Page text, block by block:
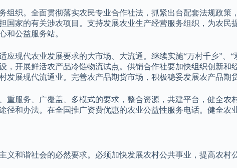
组织。全面贯彻落实农民专业合作社法，抓紧出台配套法规政
国家的有关涉农项目。支持发展农业生产经营服务组织，为农
和公益服务站。
应现代农业发展要求的大市场、大流通。继续实施“万村千乡”
，开展鲜活农产品冷链物流试点。供销合作社要加快组织创新
发展现代流通业。完善农产品期货市场，积极稳妥发展农产品期
重服务、广覆盖、多模式的要求，整合资源，共建平台，健全
径和办法。在全国推广资费优惠的农业公益性服务电话。健全农
义和谐社会的必然要求。必须加快发展农村公共事业，提高农村